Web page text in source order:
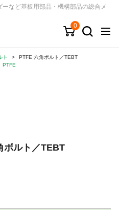
など基板用部品・機構部品の総合メ
0
ト >
PTFE 六角ボルト／TEBT
PTFE
ボルト／TEBT